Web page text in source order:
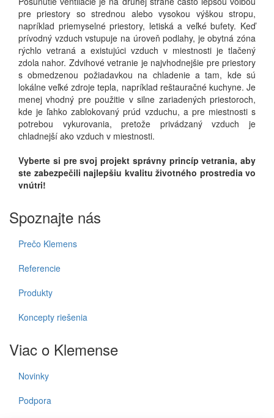
pre priestory so strednou alebo vysokou výškou stropu,
napríklad priemyselné priestory, letiská a veľké bufety. Keď
prívodný vzduch vstupuje na úroveň podlahy, je obytná zóna
rýchlo vetraná a existujúci vzduch v miestnosti je tlačený
zdola nahor. Zdvihové vetranie je najvhodnejšie pre priestory
s obmedzenou požiadavkou na chladenie a tam, kde sú
lokálne veľké zdroje tepla, napríklad reštauračné kuchyne. Je
menej vhodný pre použitie v silne zariadených priestoroch,
kde je ľahko zablokovaný prúd vzduchu, a pre miestnosti s
potrebou vykurovania, pretože privádzaný vzduch je
chladnejší ako vzduch v miestnosti.
Vyberte si pre svoj projekt správny princíp vetrania, aby
ste zabezpečili najlepšiu kvalitu životného prostredia vo
vnútri!
Spoznajte nás
Prečo Klemens
Referencie
Produkty
Koncepty riešenia
Viac o Klemense
Novinky
Podpora